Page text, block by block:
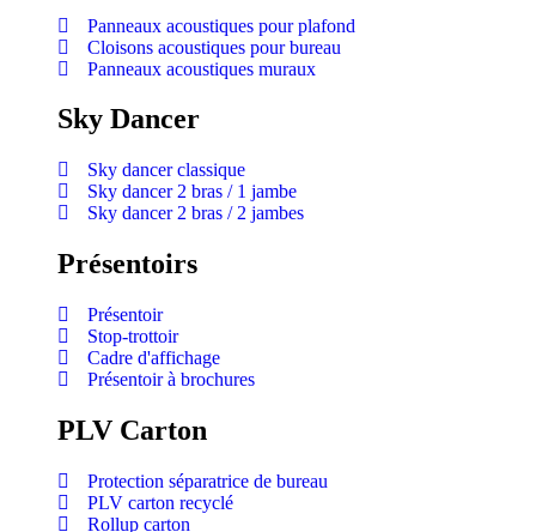
Panneaux acoustiques pour plafond
Cloisons acoustiques pour bureau
Panneaux acoustiques muraux
Sky Dancer
Sky dancer classique
Sky dancer 2 bras / 1 jambe
Sky dancer 2 bras / 2 jambes
Présentoirs
Présentoir
Stop-trottoir
Cadre d'affichage
Présentoir à brochures
PLV Carton
Protection séparatrice de bureau
PLV carton recyclé
Rollup carton